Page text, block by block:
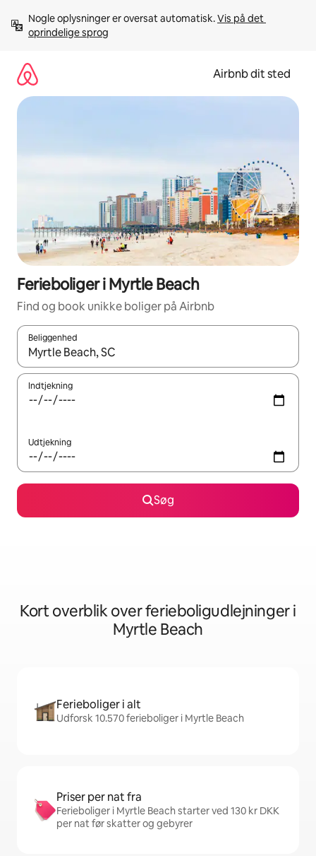
videre
Nogle oplysninger er oversat automatisk. Vis på det
oprindelige sprog
Airbnb dit sted
Ferieboliger i Myrtle Beach
Find og book unikke boliger på Airbnb
Beliggenhed
Når resultaterne er tilgængelige, skal du navigere med
Indtjekning
Udtjekning
Søg
Kort overblik over ferieboligudlejninger i
Myrtle Beach
Ferieboliger i alt
Udforsk 10.570 ferieboliger i Myrtle Beach
Priser per nat fra
Ferieboliger i Myrtle Beach starter ved 130 kr DKK
per nat før skatter og gebyrer